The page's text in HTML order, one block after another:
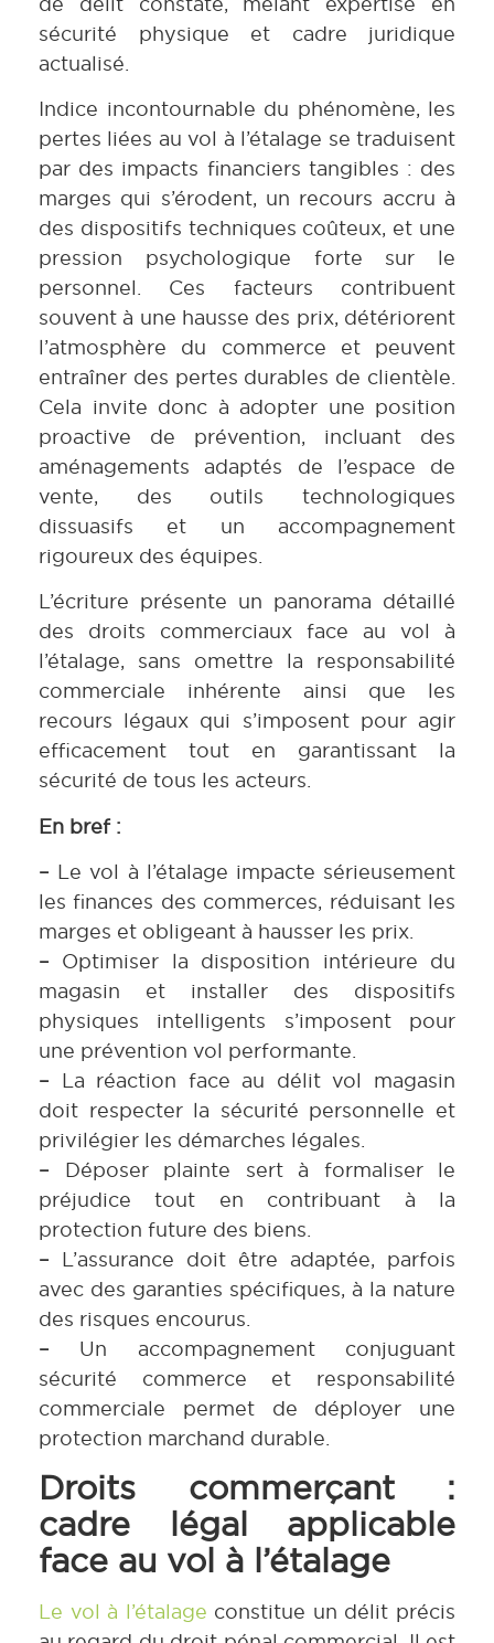
sécurité physique et cadre juridique
actualisé.
Indice incontournable du phénomène, les
pertes liées au vol à l’étalage se traduisent
par des impacts financiers tangibles : des
marges qui s’érodent, un recours accru à
des dispositifs techniques coûteux, et une
pression psychologique forte sur le
personnel. Ces facteurs contribuent
souvent à une hausse des prix, détériorent
l’atmosphère du commerce et peuvent
entraîner des pertes durables de clientèle.
Cela invite donc à adopter une position
proactive de prévention, incluant des
aménagements adaptés de l’espace de
vente, des outils technologiques
dissuasifs et un accompagnement
rigoureux des équipes.
L’écriture présente un panorama détaillé
des droits commerciaux face au vol à
l’étalage, sans omettre la responsabilité
commerciale inhérente ainsi que les
recours légaux qui s’imposent pour agir
efficacement tout en garantissant la
sécurité de tous les acteurs.
En bref :
– Le vol à l’étalage impacte sérieusement
les finances des commerces, réduisant les
marges et obligeant à hausser les prix.
– Optimiser la disposition intérieure du
magasin et installer des dispositifs
physiques intelligents s’imposent pour
une prévention vol performante.
– La réaction face au délit vol magasin
doit respecter la sécurité personnelle et
privilégier les démarches légales.
– Déposer plainte sert à formaliser le
préjudice tout en contribuant à la
protection future des biens.
– L’assurance doit être adaptée, parfois
avec des garanties spécifiques, à la nature
des risques encourus.
– Un accompagnement conjuguant
sécurité commerce et responsabilité
commerciale permet de déployer une
protection marchand durable.
Droits commerçant :
cadre légal applicable
face au vol à l’étalage
Le vol à l’étalage constitue un délit précis